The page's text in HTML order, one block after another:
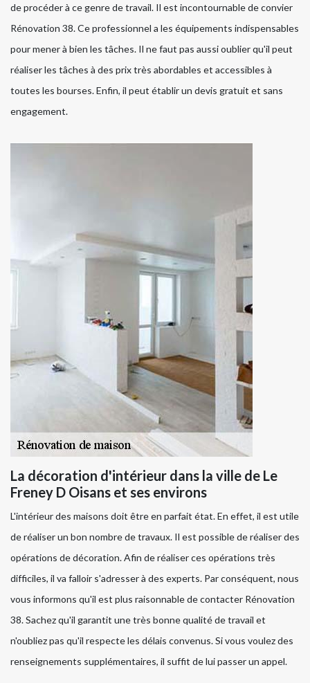
de procéder à ce genre de travail. Il est incontournable de convier
Rénovation 38. Ce professionnel a les équipements indispensables
pour mener à bien les tâches. Il ne faut pas aussi oublier qu'il peut
réaliser les tâches à des prix très abordables et accessibles à
toutes les bourses. Enfin, il peut établir un devis gratuit et sans
engagement.
La décoration d'intérieur dans la ville de Le
Freney D Oisans et ses environs
L'intérieur des maisons doit être en parfait état. En effet, il est utile
de réaliser un bon nombre de travaux. Il est possible de réaliser des
opérations de décoration. Afin de réaliser ces opérations très
difficiles, il va falloir s'adresser à des experts. Par conséquent, nous
vous informons qu'il est plus raisonnable de contacter Rénovation
38. Sachez qu'il garantit une très bonne qualité de travail et
n'oubliez pas qu'il respecte les délais convenus. Si vous voulez des
renseignements supplémentaires, il suffit de lui passer un appel.